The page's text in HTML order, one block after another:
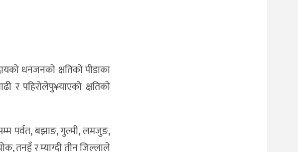
धनजनको क्षतिको पीडाका
र पहिरोलेपु¥याएको क्षतिको
पर्वत, बझाङ, गुल्मी, लमजुङ,
तनहुँ र म्याग्दी तीन जिल्लाले